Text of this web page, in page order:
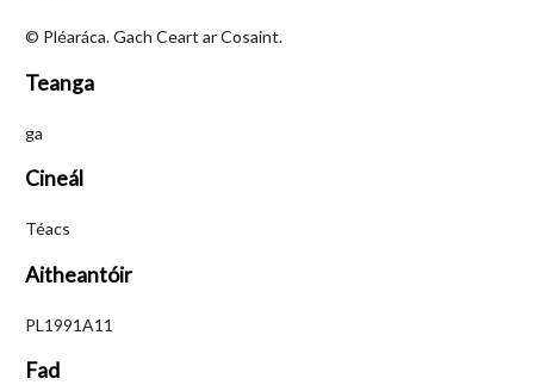
© Pléaráca. Gach Ceart ar Cosaint.
Teanga
ga
Cineál
Téacs
Aitheantóir
PL1991A11
Fad